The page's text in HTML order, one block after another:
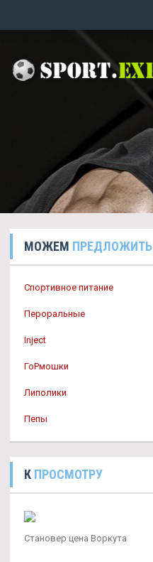
МОЖЕМ ПРЕДЛОЖИТЬ
Спортивное питание
Пероральные
Inject
ГоРмошки
Липолики
Пепы
К ПРОСМОТРУ
Становер цена Воркута